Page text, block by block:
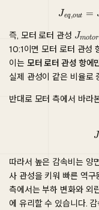
eq
즉, 모터 로터 관성
10:1이면 모터 로터 관
이는 모터 로터 관성 항에
실제 관성이 같은 비율로
반대로 모터 측에서 바라
따라서 높은 감속비는 양
사 관성을 키워 빠른 역
측에서는 부하 변화와 외
에 유리할 수 있습니다.